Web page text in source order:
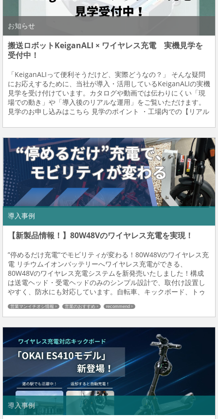
お知らせ
搬送ロボットKeiganALI × ワイヤレス充電 実機見学を
受付中！
「KeiganALIって便利そうだけど、実際どうなの？」 そんな疑問
にお応えするために、当社が導入・活用しているKeiganALIの実機
見学を受け付けています。カタログや動画では伝わりにくい「現
場での動き」や「導入後のリアルな運用」をご覧いただけます。
見学のお申し込みはこちら 見学のポイント ・工場内での【リアル
実演】・質問歓迎！現場担当...
導入事例
【新製品情報！】80W48Vのワイヤレス充電を実現！
”停めるだけ充電”でモビリティが変わる！80W48Vのワイヤレス充
電 リチウムイオンバッテリーへワイヤレス充電ができる、
80W48Vのワイヤレス充電システムを新発売いたしました！構成
は送電ヘッド・受電ヘッドのみのシンプル設計で、取付け設置し
やすく、防水にも対応しています。自転車、キックボード、トゥ
す！ 型式：リモート部/RVT-256-80...
営業マンイチオシ情報 営業のおすすめ recommend
導入事例